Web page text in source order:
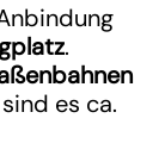
.
es ca.